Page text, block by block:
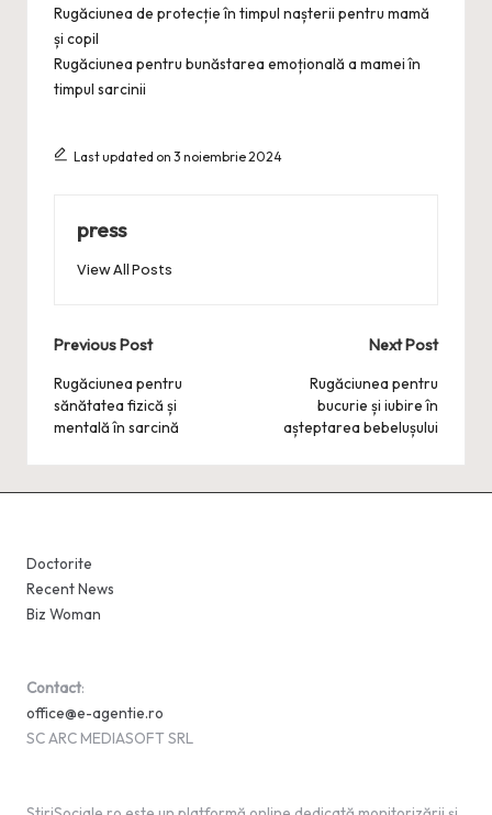
Rugăciunea de protecție în timpul nașterii pentru mamă
și copil
Rugăciunea pentru bunăstarea emoțională a mamei în
timpul sarcinii
Last updated on 3 noiembrie 2024
press
View All Posts
Post
navigation
Previous Post
Rugăciunea pentru
sănătatea fizică și
mentală în sarcină
Next Post
Rugăciunea pentru
bucurie și iubire în
așteptarea bebelușului
Doctorite
Recent News
Biz Woman
Contact:
office@e-agentie.ro
SC ARC MEDIASOFT SRL